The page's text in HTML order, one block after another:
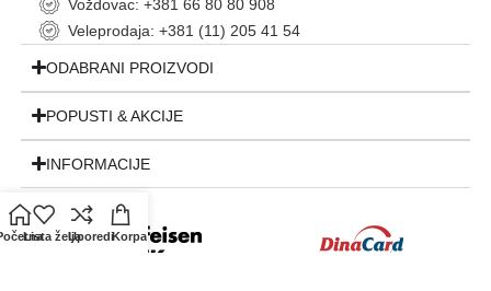
Voždovac: +381 66 80 80 908
Veleprodaja: +381 (11) 205 41 54
ODABRANI PROIZVODI
POPUSTI & AKCIJE
INFORMACIJE
Lista željaUporediKorpa